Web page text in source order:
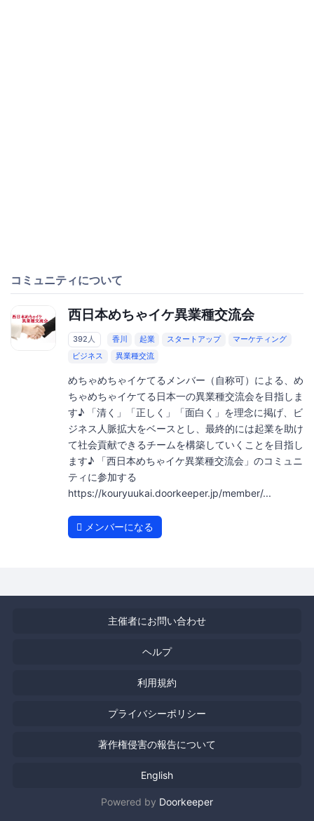
コミュニティについて
西日本めちゃイケ異業種交流会
392人 香川 起業 スタートアップ
マーケティング
ビジネス
異業種交流
めちゃめちゃイケてるメンバー（自称可）による、め
ちゃめちゃイケてる日本一の異業種交流会を目指しま
す♪ 「清く」「正しく」「面白く」を理念に掲げ、ビ
ジネス人脈拡大をベースとし、最終的には起業を助け
て社会貢献できるチームを構築していくことを目指し
ます♪ 「西日本めちゃイケ異業種交流会」のコミュニ
ティに参加する
https://kouryuukai.doorkeeper.jp/member/...
メンバーになる
主催者にお問い合わせ
ヘルプ
利用規約
プライバシーポリシー
著作権侵害の報告について
English
Powered by Doorkeeper